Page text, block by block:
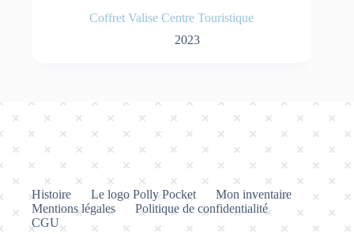
Coffret Valise Centre Touristique
2023
Histoire Le logo Polly Pocket
Mon inventaire
Mentions légales
Politique de confidentialité
CGU